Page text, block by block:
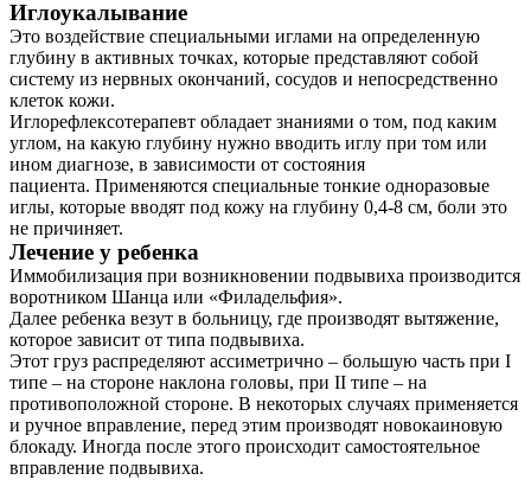
Иглоукалывание
Это воздействие специальными иглами на определенную
глубину в активных точках, которые представляют собой
систему из нервных окончаний, сосудов и непосредственно
клеток кожи.
Иглорефлексотерапевт обладает знаниями о том, под каким
углом, на какую глубину нужно вводить иглу при том или
ином диагнозе, в зависимости от состояния
пациента. Применяются специальные тонкие одноразовые
иглы, которые вводят под кожу на глубину 0,4-8 см, боли это
не причиняет.
Лечение у ребенка
Иммобилизация при возникновении подвывиха производится
воротником Шанца или «Филадельфия».
Далее ребенка везут в больницу, где производят вытяжение,
которое зависит от типа подвывиха.
Этот груз распределяют ассиметрично – большую часть при I
типе – на стороне наклона головы, при II типе – на
противоположной стороне. В некоторых случаях применяется
и ручное вправление, перед этим производят новокаиновую
блокаду. Иногда после этого происходит самостоятельное
вправление подвывиха.